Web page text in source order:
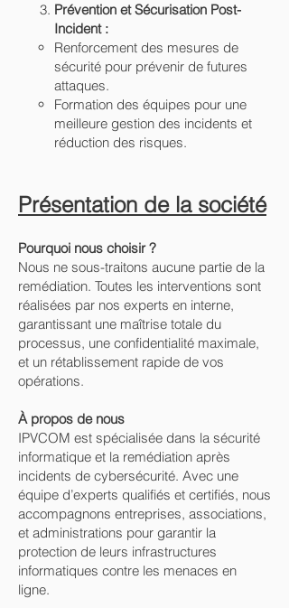
Prévention et Sécurisation Post-
Incident :
Renforcement des mesures de
sécurité pour prévenir de futures
attaques.
Formation des équipes pour une
meilleure gestion des incidents et
réduction des risques.
Présentation de la société
Pourquoi nous choisir ?
Nous ne sous-traitons aucune partie de la
remédiation. Toutes les interventions sont
réalisées par nos experts en interne,
garantissant une maîtrise totale du
processus, une confidentialité maximale,
et un rétablissement rapide de vos
opérations.
À propos de nous
IPVCOM est spécialisée dans la sécurité
informatique et la remédiation après
incidents de cybersécurité. Avec une
équipe d’experts qualifiés et certifiés, nous
accompagnons entreprises, associations,
et administrations pour garantir la
protection de leurs infrastructures
informatiques contre les menaces en
ligne.